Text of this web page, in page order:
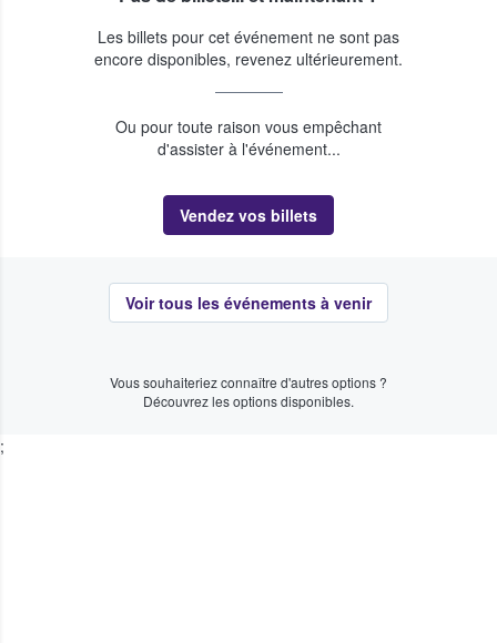
Les billets pour cet événement ne sont pas
encore disponibles, revenez ultérieurement.
Ou pour toute raison vous empêchant
d'assister à l'événement...
Vendez vos billets
Voir tous les événements à venir
Vous souhaiteriez connaître d'autres options ?
Découvrez les options disponibles.
;